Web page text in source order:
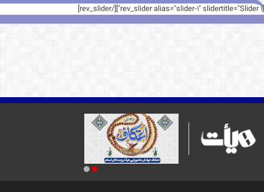
[rev_slider alias="slider-1" slidertitle="Slider 1"][/rev_slider]